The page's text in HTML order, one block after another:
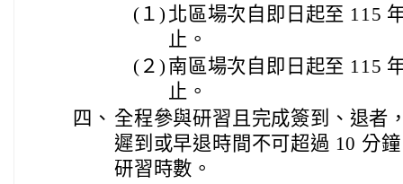
(１) 北區場次自即日起至 115
止。
(２) 南區場次自即日起至 115
止。
四、 全程參與研習且完成簽到、退者
遲到或早退時間不可超過 10 分
研習時數。